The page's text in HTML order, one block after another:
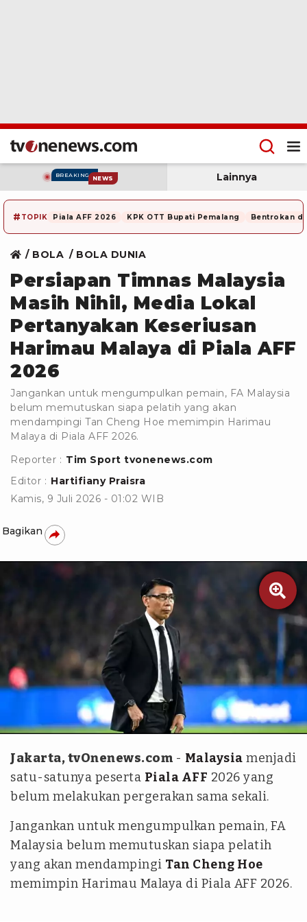
BREAKING NEWS Lainnya
# TOPIK Piala AFF 2026 KPK OTT Bupati Pemalang Bentrokan di
BOLA BOLA DUNIA
Persiapan Timnas Malaysia
Masih Nihil, Media Lokal
Pertanyakan Keseriusan
Harimau Malaya di Piala AFF
2026
Jangankan untuk mengumpulkan pemain, FA Malaysia
belum memutuskan siapa pelatih yang akan
mendampingi Tan Cheng Hoe memimpin Harimau
Malaya di Piala AFF 2026.
Reporter : Tim Sport tvonenews.com
Editor : Hartifiany Praisra
Kamis, 9 Juli 2026 - 01:02 WIB
Bagikan

FA Malaysia
Jakarta, tvOnenews.com - Malaysia menjadi
satu-satunya peserta Piala AFF 2026 yang
belum melakukan pergerakan sama sekali.
Jangankan untuk mengumpulkan pemain, FA
Malaysia belum memutuskan siapa pelatih
yang akan mendampingi Tan Cheng Hoe
memimpin Harimau Malaya di Piala AFF 2026.